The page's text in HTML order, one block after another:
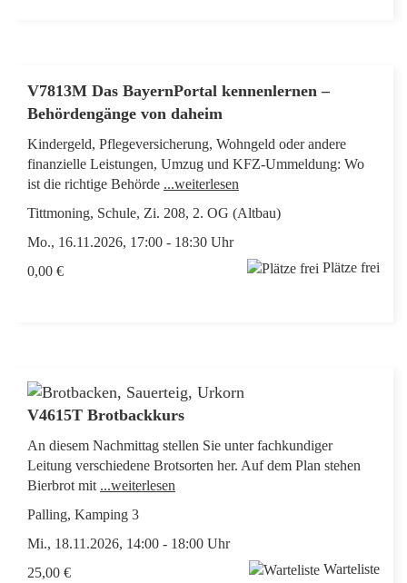
V7813M Das BayernPortal kennenlernen –
Behördengänge von daheim
Kindergeld, Pflegeversicherung, Wohngeld oder andere
finanzielle Leistungen, Umzug und KFZ-Ummeldung: Wo
ist die richtige Behörde ...weiterlesen
Tittmoning, Schule, Zi. 208, 2. OG (Altbau)
Mo., 16.11.2026, 17:00 - 18:30 Uhr
0,00 €
Plätze frei
V4615T Brotbackkurs
An diesem Nachmittag stellen Sie unter fachkundiger
Leitung verschiedene Brotsorten her. Auf dem Plan stehen
Bierbrot mit ...weiterlesen
Palling, Kamping 3
Mi., 18.11.2026, 14:00 - 18:00 Uhr
25,00 €
Warteliste